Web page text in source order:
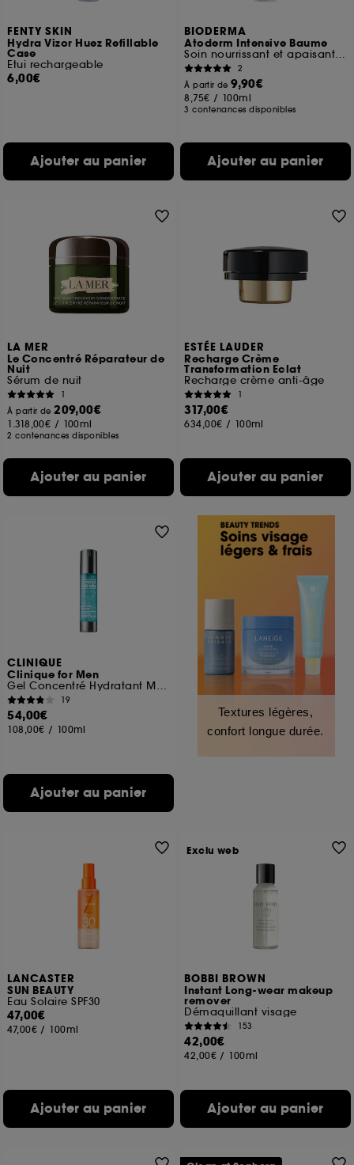
FENTY SKIN
Hydra Vizor Huez Refillable
Case
Etui rechargeable
6,00€
Ajouter au panier
BIODERMA
Atoderm Intensive Baume
Soin nourrissant et apaisant visage et corps
2
À partir de9,90€
8,75€ / 100ml
3 contenances disponibles
Ajouter au panier
LA MER
Le Concentré Réparateur de
Nuit
Sérum de nuit
1
À partir de209,00€
1.318,00€ / 100ml
2 contenances disponibles
Ajouter au panier
ESTÉE LAUDER
Recharge Crème
Transformation Eclat
Recharge crème anti-âge
1
317,00€
634,00€ / 100ml
Ajouter au panier
CLINIQUE
Clinique for Men
Gel Concentré Hydratant Maximum
19
54,00€
108,00€ / 100ml
Ajouter au panier
Textures légères,
confort longue durée.
LANCASTER
SUN BEAUTY
Eau Solaire SPF30
47,00€
47,00€ / 100ml
Ajouter au panier
BOBBI BROWN
Instant Long-wear makeup
remover
Démaquillant visage
153
42,00€
42,00€ / 100ml
Ajouter au panier
Exclu web